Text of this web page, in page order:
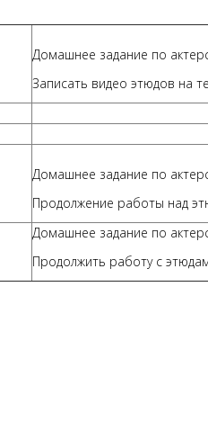
Домашнее задание по
Записать видео этюдов на
Домашнее задание по
Продолжение работы над
Домашнее задание по
Продолжить работу с